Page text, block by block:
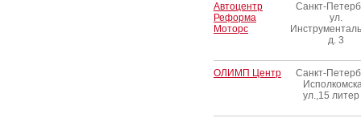
Автоцентр
Реформа
Моторс
Санкт-
ул.
д. 3
ОЛИМП Центр
Санкт-
ул.,15 литер